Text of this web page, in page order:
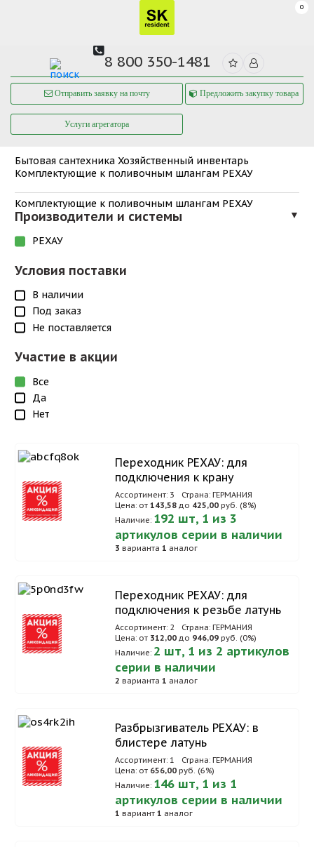
0
8 800 350-1481
Отправить заявку на почту Предложить закупку товара
Услуги агрегатора
Бытовая сантехника Хозяйственный инвентарь
Комплектующие к поливочным шлангам РЕХАУ
Производители и системы ▼
РЕХАУ
Условия поставки
В наличии
Под заказ
Не поставляется
Участие в акции
Все
Да
Нет
Комплектующие к поливочным шлангам РЕХАУ
Переходник РЕХАУ: для
подключения к крану
Ассортимент: 3
Страна: ГЕРМАНИЯ
Цена: от 143,58 до 425,00 руб. (8%)
Наличие: 192 шт, 1 из 3
артикулов серии в наличии
3 варианта 1 аналог
Переходник РЕХАУ: для
подключения к резьбе латунь
Ассортимент: 2
Страна: ГЕРМАНИЯ
Цена: от 312,00 до 946,09 руб. (0%)
Наличие: 2 шт, 1 из 2 артикулов
серии в наличии
2 варианта 1 аналог
Разбрызгиватель РЕХАУ: в
блистере латунь
Ассортимент: 1
Страна: ГЕРМАНИЯ
Цена: от 656,00 руб. (6%)
Наличие: 146 шт, 1 из 1
артикулов серии в наличии
1 вариант 1 аналог